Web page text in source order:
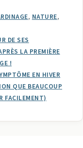
, NATURE,
DE SES
LA PREMIÈRE
!
EN HIVER
QUE BEAUCOUP
FACILEMENT)